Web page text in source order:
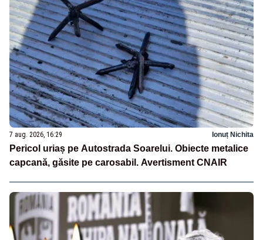
7 aug. 2026, 16:29 Ionuț Nichita
Pericol uriaș pe Autostrada Soarelui. Obiecte metalice
capcană, găsite pe carosabil. Avertisment CNAIR